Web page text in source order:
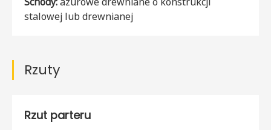
stalowej lub drewnianej
Rzuty
Rzut parteru